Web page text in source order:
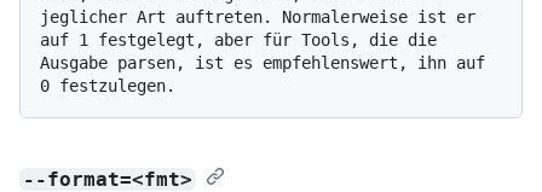
jeglicher Art auftreten. Normalerweise ist er
auf 1 festgelegt, aber für Tools, die die
Ausgabe parsen, ist es empfehlenswert, ihn auf
--format=<fmt>